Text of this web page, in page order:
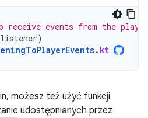
events from the
listener)
. kt
możesz też użyć funkcji
udostępnianych przez